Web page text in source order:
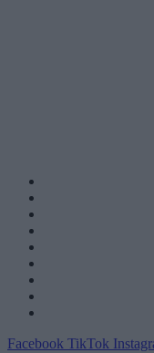
Facebook TikTok